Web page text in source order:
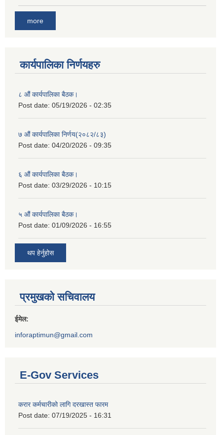
more
कार्यपालिका निर्णयहरु
८ औं कार्यपालिका बैठक।
Post date: 05/19/2026 - 02:35
७ औं कार्यपालिका निर्णय(२०८२/८३)
Post date: 04/20/2026 - 09:35
६ औं कार्यपालिका बैठक।
Post date: 03/29/2026 - 10:15
५ औं कार्यपालिका बैठक।
Post date: 01/09/2026 - 16:55
थप हेर्नुहोस
प्रमुखको सचिवालय
ईमेल:
inforaptimun@gmail.com
E-Gov Services
करार कर्मचारीको लागि दरखास्त फारम
Post date: 07/19/2025 - 16:31